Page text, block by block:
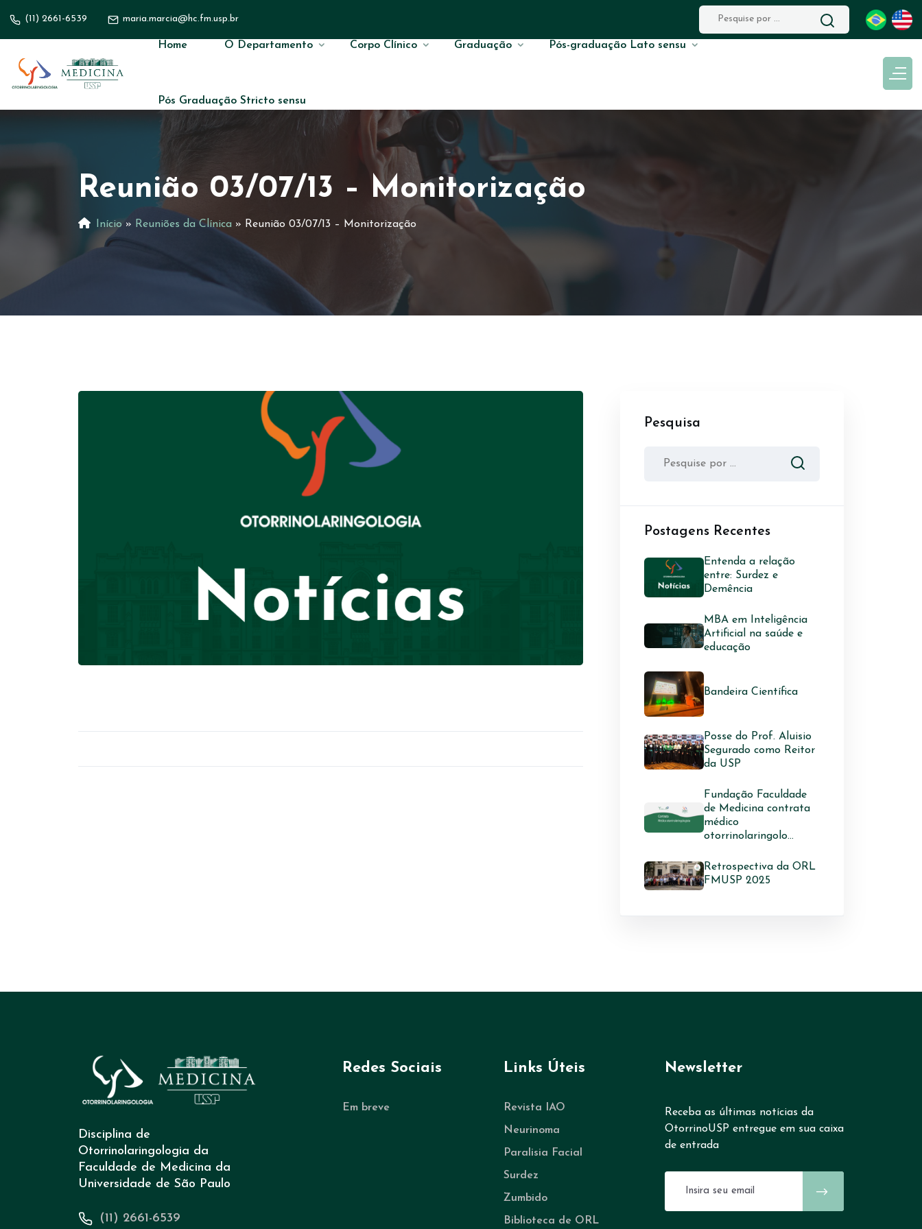
(11) 2661-6539 maria.marcia@hc.fm.usp.br
Home O Departamento Corpo Clínico Graduação Pós-graduação Lato sensu
Pós Graduação Stricto sensu
Reunião 03/07/13 – Monitorização
Início » Reuniões da Clínica » Reunião 03/07/13 – Monitorização
Pesquisa
Postagens Recentes
Entenda a relação
entre: Surdez e
Demência
MBA em Inteligência
Artificial na saúde e
educação
Bandeira Científica
Posse do Prof. Aluisio
Segurado como Reitor
da USP
Fundação Faculdade
de Medicina contrata
médico
otorrinolaringolo...
Retrospectiva da ORL
FMUSP 2025
Disciplina de
Otorrinolaringologia da
Faculdade de Medicina da
Universidade de São Paulo
(11) 2661-6539
Redes Sociais
Em breve
Links Úteis
Revista IAO
Neurinoma
Paralisia Facial
Surdez
Zumbido
Biblioteca de ORL
Newsletter
Receba as últimas notícias da
OtorrinoUSP entregue em sua caixa
de entrada